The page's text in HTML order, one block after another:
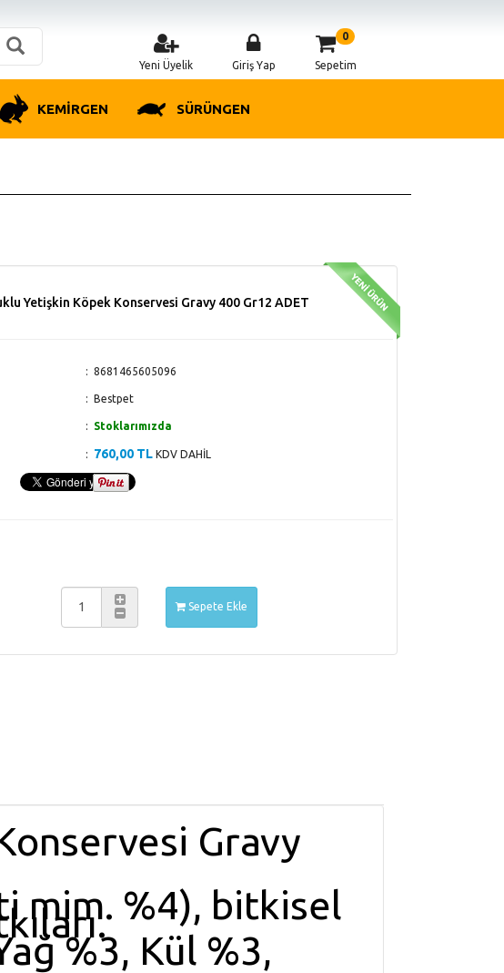
Yeni Üyelik Giriş Yap
0
Sepetim
KEMİRGEN SÜRÜNGEN
Yetişkin Köpek Konservesi Gravy 400 Gr12 ADET
8681465605096
Bestpet
Stoklarımızda
760,00 TLKDV DAHİL
Sepete Ekle
Gravy
mim. %4), bitkisel
%3, Kül %3,